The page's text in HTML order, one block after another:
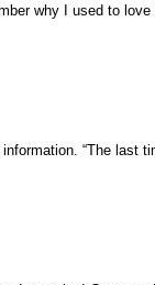
why I used to
“The last